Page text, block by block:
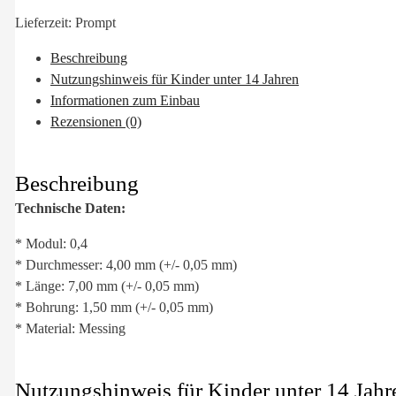
Lieferzeit: Prompt
Beschreibung
Nutzungshinweis für Kinder unter 14 Jahren
Informationen zum Einbau
Rezensionen (0)
Beschreibung
Technische Daten:
* Modul: 0,4
* Durchmesser: 4,00 mm (+/- 0,05 mm)
* Länge: 7,00 mm (+/- 0,05 mm)
* Bohrung: 1,50 mm (+/- 0,05 mm)
* Material: Messing
Nutzungshinweis für Kinder unter 14